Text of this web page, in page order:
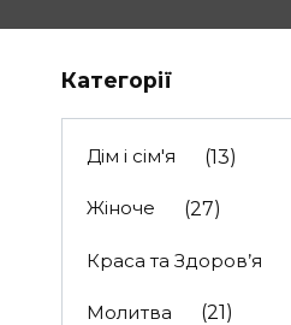
Категорії
Дім і сім'я (13)
Жіноче (27)
Краса та Здоров’я
Молитва (21)